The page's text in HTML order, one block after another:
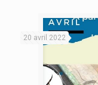
20 avril 2022